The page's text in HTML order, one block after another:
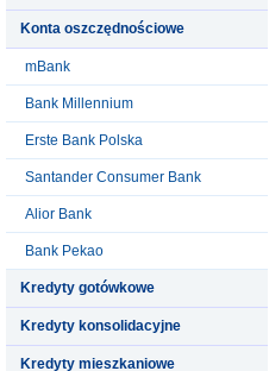
Konta oszczędnościowe
mBank
Bank Millennium
Erste Bank Polska
Santander Consumer Bank
Alior Bank
Bank Pekao
Kredyty gotówkowe
Kredyty konsolidacyjne
Kredyty mieszkaniowe